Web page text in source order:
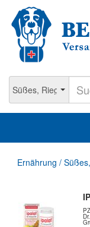
Ernährung /